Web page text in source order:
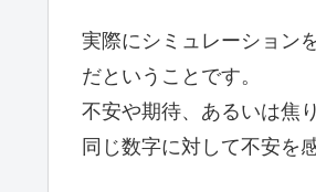
実際にシミュレーション
だということです。
不安や期待、あるいは焦
同じ数字に対して不安を